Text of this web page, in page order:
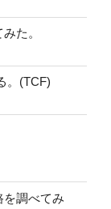
た。
。(TCF)
調べてみ